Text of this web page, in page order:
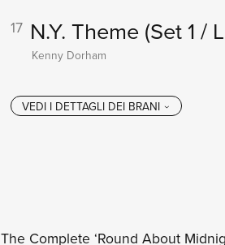
17 N.Y. Theme (Set 1 /
Kenny Dorham
The Complete ‘Round About